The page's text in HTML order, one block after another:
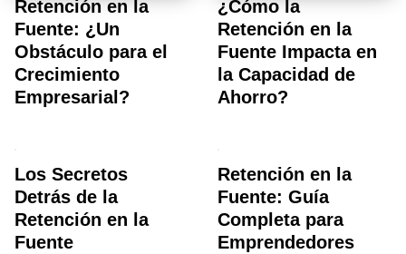
Retención en la
Fuente: ¿Un
Obstáculo para el
Crecimiento
Empresarial?
¿Cómo la
Retención en la
Fuente Impacta en
la Capacidad de
Ahorro?
Los Secretos
Detrás de la
Retención en la
Fuente
Retención en la
Fuente: Guía
Completa para
Emprendedores